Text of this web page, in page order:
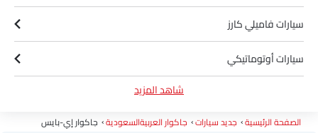
سيارات فاميلي كارز
سيارات أوتوماتيكي
شاهد المزيد
الصفحة الرئيسية جديد سيارات جاكوار العربيةالسعودية جاكوار إي-بايس